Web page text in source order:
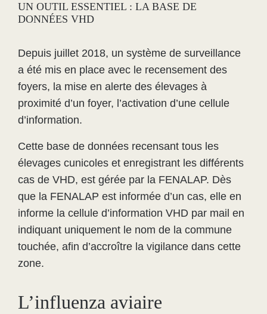
UN OUTIL ESSENTIEL : LA BASE DE
DONNÉES VHD
Depuis juillet 2018, un système de surveillance
a été mis en place avec le recensement des
foyers, la mise en alerte des élevages à
proximité d’un foyer, l’activation d’une cellule
d’information.
Cette base de données recensant tous les
élevages cunicoles et enregistrant les différents
cas de VHD, est gérée par la FENALAP. Dès
que la FENALAP est informée d’un cas, elle en
informe la cellule d’information VHD par mail en
indiquant uniquement le nom de la commune
touchée, afin d’accroître la vigilance dans cette
zone.
L’influenza aviaire